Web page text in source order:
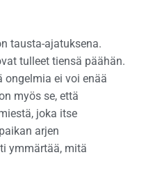
tausta-ajatuksena.
tulleet tiensä päähän.
ongelmia ei voi enää
myös se, että
joka itse
arjen
ymmärtää, mitä